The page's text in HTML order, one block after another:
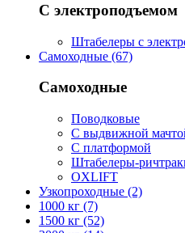
С электроподъемом
Штабелеры с
Самоходные (67)
Самоходные
Поводковые
С выдвижной
С платформой
Штабелеры-
OXLIFT
Узкопроходные (2)
1000 кг (7)
1500 кг (52)